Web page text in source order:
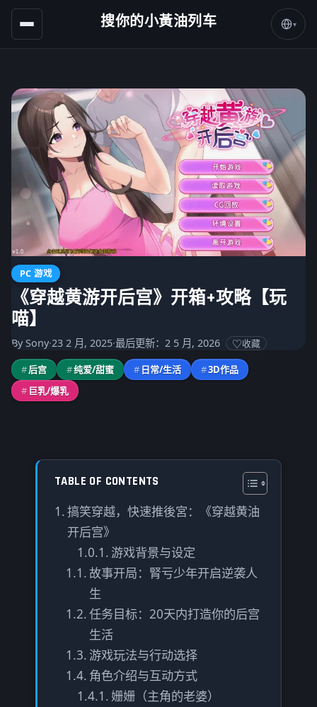
搜你的小黃油列车 ▾
PC 游戏
《穿越黄游开后宫》开箱+攻略【玩
喵】
By Sony·23 2 月, 2025·最后更新：2 5 月, 2026 收藏
#后宫 #纯爱/甜蜜 # 日常/生活 #3D作品
# 巨乳/爆乳
TABLE OF CONTENTS
搞笑穿越，快速推後宮：《穿越黄油
开后宫》
游戏背景与设定
故事开局：腎亏少年开启逆袭人
生
任务目标：20天内打造你的后宫
生活
游戏玩法与行动选择
角色介绍与互动方式
姗姗（主角的老婆）